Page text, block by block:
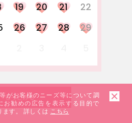
19 20 21
22
26 27 28
29
もっとみる
がお客様のニーズ等について調
お勧めの広告を表示する目的で
ます。 詳しくは こちら